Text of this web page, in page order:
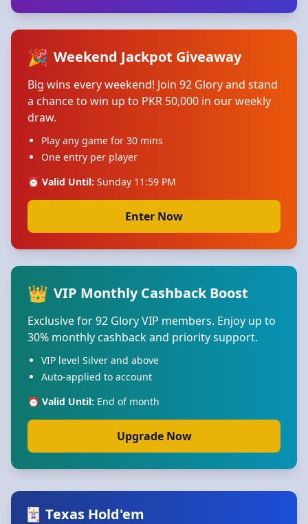
🎉 Weekend Jackpot Giveaway
Big wins every weekend! Join 92 Glory and stand
a chance to win up to PKR 50,000 in our weekly
draw.
Play any game for 30 mins
One entry per player
⏰ Valid Until: Sunday 11:59 PM
Enter Now
👑 VIP Monthly Cashback Boost
Exclusive for 92 Glory VIP members. Enjoy up to
30% monthly cashback and priority support.
VIP level Silver and above
Auto-applied to account
⏰ Valid Until: End of month
Upgrade Now
🃏 Texas Hold'em